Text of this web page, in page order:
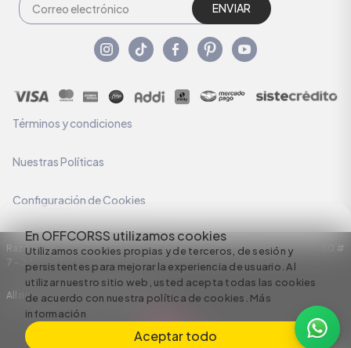
En OFFCORSS utilizamos cookies
Utilizamos cookies propias y de terceros, de sesión y
persistentes para mejorar la experiencia de usuario. Al
utilizar nuestro sitio web, usted acepta todas las cookies
de acuerdo con nuestra política de cookies. Más
información
Aceptar todo
ENVIAR
Términos y condiciones
Nuestras Políticas
Configuración de Cookies
Razón Social: C.I HERMECO S.A. NIT: 890924167-6 Dirección: Carrera 50 #
7 – 35
All rights reserved empowered by